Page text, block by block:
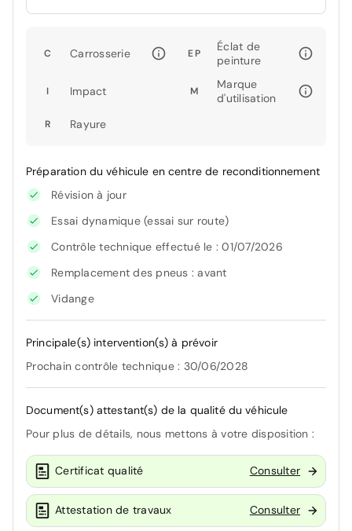
C Carrosserie EP
Éclat de
peinture
I Impact M
Marque
d'utilisation
R Rayure
Préparation du véhicule en centre de reconditionnement
Révision à jour
Essai dynamique (essai sur route)
Contrôle technique effectué le : 01/07/2026
Remplacement des pneus : avant
Vidange
Principale(s) intervention(s) à prévoir
Prochain contrôle technique : 30/06/2028
Document(s) attestant(s) de la qualité du véhicule
Pour plus de détails, nous mettons à votre disposition :
Certificat qualité Consulter
Attestation de travaux Consulter